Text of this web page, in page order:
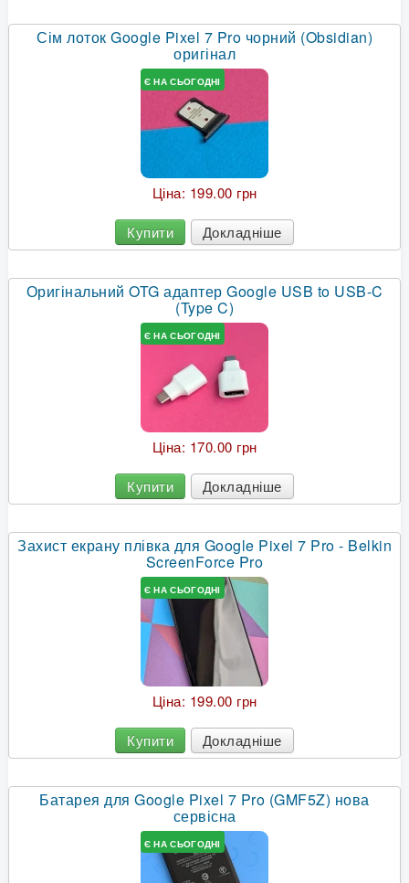
Сім лоток Google Pixel 7 Pro чорний (Obsidian)
оригінал
Є НА СЬОГОДНІ
Ціна: 199.00 грн
Купити Докладніше
Оригінальний OTG адаптер Google USB to USB-C
(Type C)
Є НА СЬОГОДНІ
Ціна: 170.00 грн
Купити Докладніше
Захист екрану плівка для Google Pixel 7 Pro - Belkin
ScreenForce Pro
Є НА СЬОГОДНІ
Ціна: 199.00 грн
Купити Докладніше
Батарея для Google Pixel 7 Pro (GMF5Z) нова
сервісна
Є НА СЬОГОДНІ